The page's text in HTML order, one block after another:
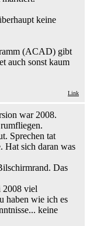
keine
(ACAD) gibt
auch sonst kaum
Link
war 2008.
Sprechen tat
sich daran was
Das
2008 viel
haben wie ich es
keine